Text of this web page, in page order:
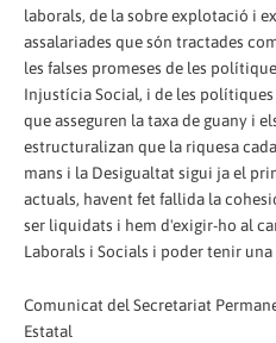
laborals, de la sobre explotació i
assalariades que són tractades
les falses promeses de les
Injustícia Social, i de les
que asseguren la taxa de guany i
estructuralizan que la riquesa
mans i la Desigualtat sigui ja el
actuals, havent fet fallida la
ser liquidats i hem d'exigir-ho al
Laborals i Socials i poder tenir
Comunicat del Secretariat
Estatal